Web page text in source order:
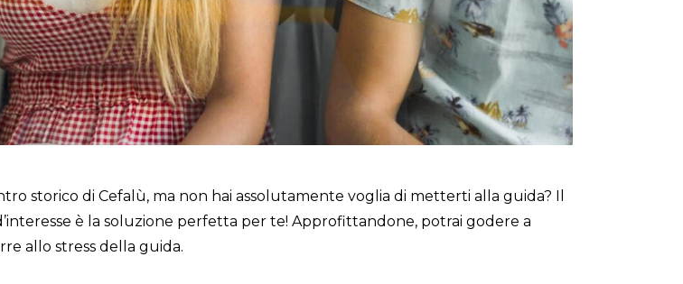
storico di Cefalù, ma non hai assolutamente voglia di metterti alla guida? Il
è la soluzione perfetta per te! Approfittandone, potrai godere a
allo stress della guida.